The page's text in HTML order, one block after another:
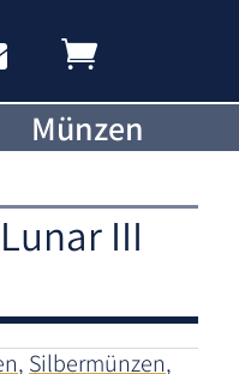

Münzen
III
, Silbermünzen,